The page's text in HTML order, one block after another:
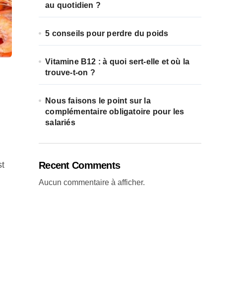
au quotidien ?
5 conseils pour perdre du poids
Vitamine B12 : à quoi sert-elle et où la
trouve-t-on ?
Nous faisons le point sur la
complémentaire obligatoire pour les
salariés
Recent Comments
Aucun commentaire à afficher.